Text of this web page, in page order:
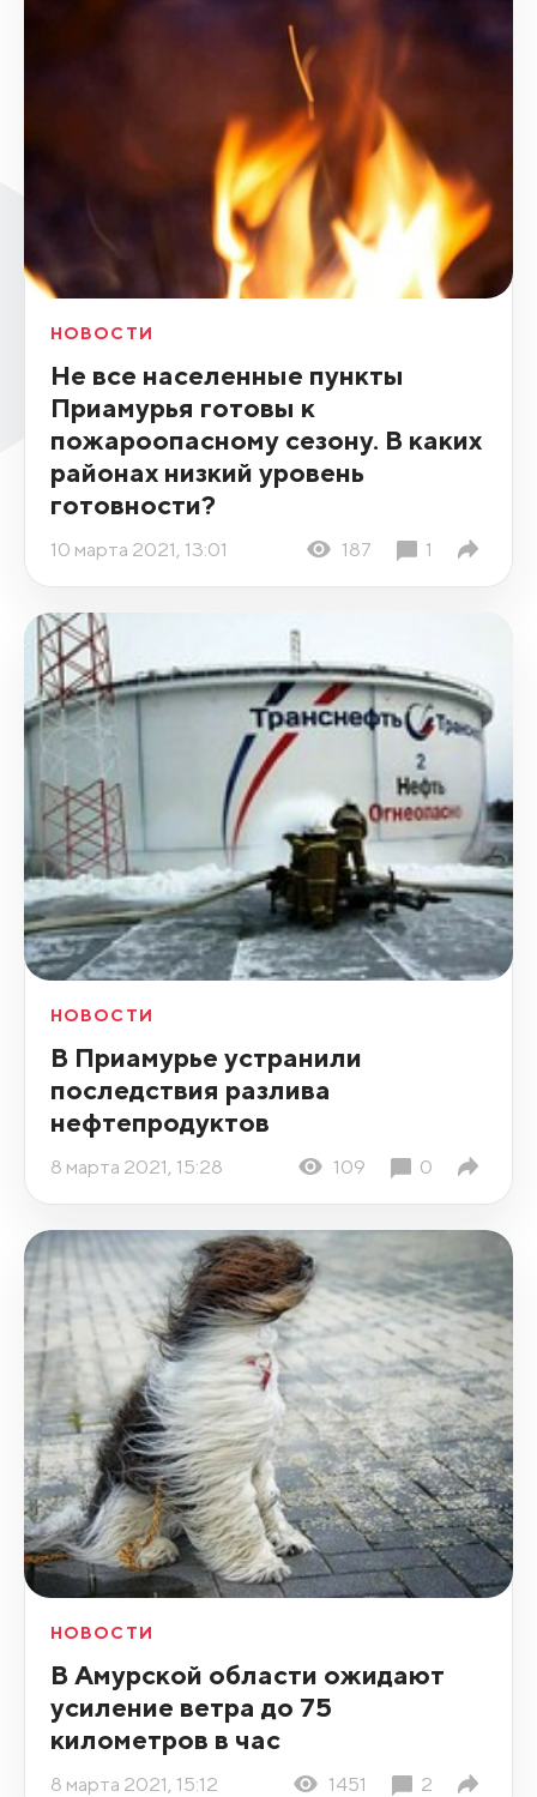
НОВОСТИ
Не все населенные пункты
Приамурья готовы к
пожароопасному сезону. В каких
районах низкий уровень
готовности?
10 марта 2021, 13:01 187 1
НОВОСТИ
В Приамурье устранили
последствия разлива
нефтепродуктов
8 марта 2021, 15:28 109 0
НОВОСТИ
В Амурской области ожидают
усиление ветра до 75
километров в час
8 марта 2021, 15:12 1451 2